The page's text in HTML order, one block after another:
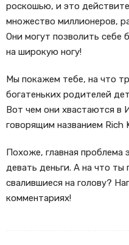
роскошью, и это
множество миллионеров,
Они могут позволить себе
на широкую ногу!
Мы покажем тебе, на что
богатеньких родителей
Вот чем они хвастаются в
говорящим названием Rich
Похоже, главная проблема
девать деньги. А на что
свалившиеся на голову?
комментариях!